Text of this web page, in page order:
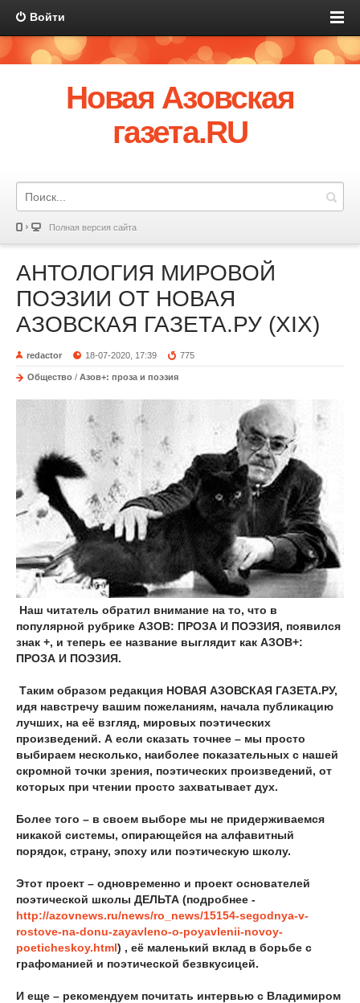
Войти
Новая Азовская
газета.RU
Полная версия сайта
АНТОЛОГИЯ МИРОВОЙ
ПОЭЗИИ ОТ НОВАЯ
АЗОВСКАЯ ГАЗЕТА.РУ (XIX)
redactor 18-07-2020, 17:39 775
Общество / Азов+: проза и поэзия
Наш читатель обратил внимание на то, что в
популярной рубрике АЗОВ: ПРОЗА И ПОЭЗИЯ, появился
знак +, и теперь ее название выглядит как АЗОВ+:
ПРОЗА И ПОЭЗИЯ.
Таким образом редакция НОВАЯ АЗОВСКАЯ ГАЗЕТА.РУ,
идя навстречу вашим пожеланиям, начала публикацию
лучших, на её взгляд, мировых поэтических
произведений. А если сказать точнее – мы просто
выбираем несколько, наиболее показательных с нашей
скромной точки зрения, поэтических произведений, от
которых при чтении просто захватывает дух.
Более того – в своем выборе мы не придерживаемся
никакой системы, опирающейся на алфавитный
порядок, страну, эпоху или поэтическую школу.
Этот проект – одновременно и проект основателей
поэтической школы ДЕЛЬТА (подробнее -
http://azovnews.ru/news/ro_news/15154-segodnya-v-
rostove-na-donu-zayavleno-o-poyavlenii-novoy-
poeticheskoy.html) , её маленький вклад в борьбе с
графоманией и поэтической безвкусицей.
И еще – рекомендуем почитать интервью с Владимиром